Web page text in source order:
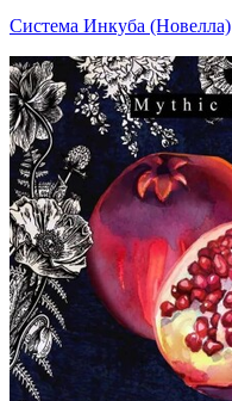
Система Инкуба (Новелла)